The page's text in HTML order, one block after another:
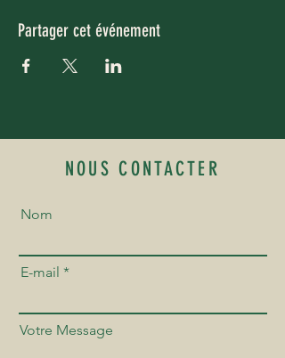
Partager cet événement
NOUS CONTACTER
Nom
E-mail
Votre Message